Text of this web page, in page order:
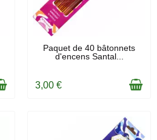
EN STOCK
Paquet de 40 bâtonnets
d'encens Santal...
3,00 €